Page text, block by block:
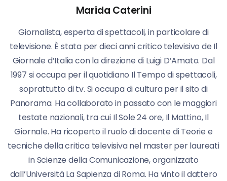
Marida Caterini
Giornalista, esperta di spettacoli, in particolare di
televisione. È stata per dieci anni critico televisivo de Il
Giornale d’Italia con la direzione di Luigi D’Amato. Dal
1997 si occupa per il quotidiano Il Tempo di spettacoli,
soprattutto di tv. Si occupa di cultura per il sito di
Panorama. Ha collaborato in passato con le maggiori
testate nazionali, tra cui Il Sole 24 ore, Il Mattino, Il
Giornale. Ha ricoperto il ruolo di docente di Teorie e
tecniche della critica televisiva nel master per laureati
in Scienze della Comunicazione, organizzato
dall’Università La Sapienza di Roma. Ha vinto il dattero